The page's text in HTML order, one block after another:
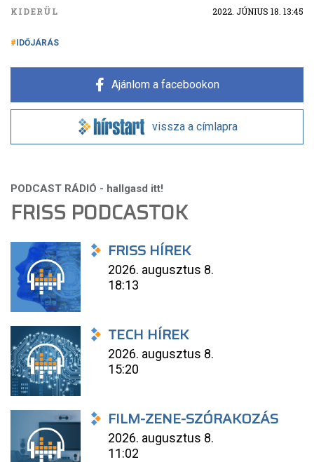
KIDERÜL 2022. JÚNIUS 18. 13:45
IDŐJÁRÁS
Ajánlom a facebookon
vissza a címlapra
FRISS PODCASTOK
FRISS HÍREK
2026. augusztus 8.
18:13
TECH HÍREK
2026. augusztus 8.
15:20
FILM-ZENE-SZÓRAKOZÁS
2026. augusztus 8.
11:02